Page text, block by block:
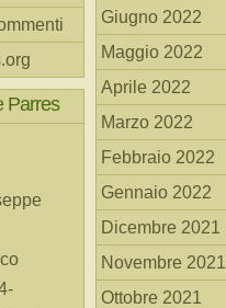
Parres
Giugno 2022
Maggio 2022
Aprile 2022
Marzo 2022
Febbraio 2022
Gennaio 2022
Dicembre 2021
Novembre 2021
Ottobre 2021